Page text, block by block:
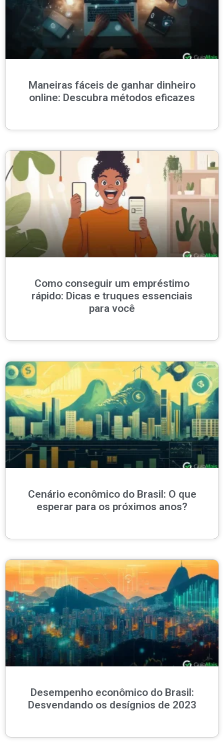
Maneiras fáceis de ganhar dinheiro
online: Descubra métodos eficazes
Como conseguir um empréstimo
rápido: Dicas e truques essenciais
para você
Cenário econômico do Brasil: O que
esperar para os próximos anos?
Desempenho econômico do Brasil:
Desvendando os desígnios de 2023